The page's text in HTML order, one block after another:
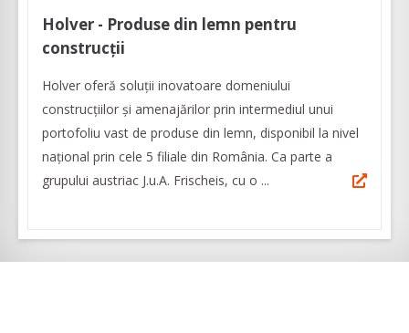
Holver - Produse din lemn pentru
construcții
Holver oferă soluții inovatoare domeniului
construcțiilor și amenajărilor prin intermediul unui
portofoliu vast de produse din lemn, disponibil la nivel
național prin cele 5 filiale din România. Ca parte a
grupului austriac J.u.A. Frischeis, cu o ...